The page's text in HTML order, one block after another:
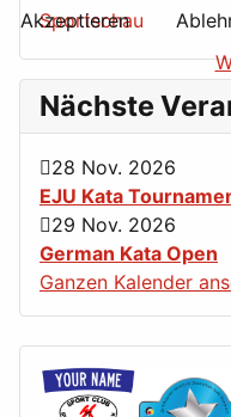
Sportschau
Nächste
28 Nov. 2026
EJU Kata
29 Nov. 2026
German Kata Open
Ganzen Kalender
Akzeptieren